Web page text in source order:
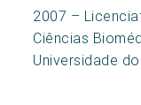
2007 –
Ciências
Universidade